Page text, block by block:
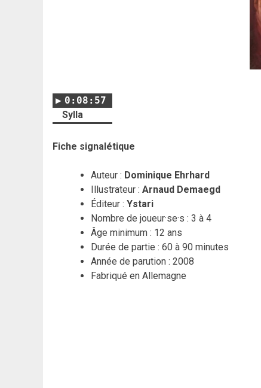
0:08:57
Sylla
Fiche signalétique
Auteur : Dominique Ehrhard
Illustrateur : Arnaud Demaegd
Éditeur : Ystari
Nombre de joueur·se·s : 3 à 4
Âge minimum : 12 ans
Durée de partie : 60 à 90 minutes
Année de parution : 2008
Fabriqué en Allemagne